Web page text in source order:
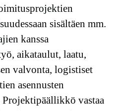
sisältäen mm.
kanssa
aikataulut, laatu,
valvonta, logistiset
asennusten
vastaa